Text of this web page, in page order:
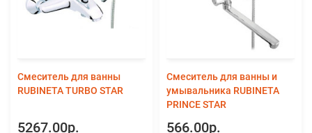
Смеситель для ванны
RUBINETA TURBO STAR
5267.00р.
Смеситель для ванны и
умывальника RUBINETA
PRINCE STAR
566.00р.